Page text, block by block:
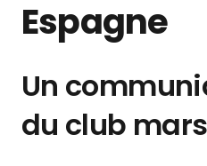
Espagne
Un
du club